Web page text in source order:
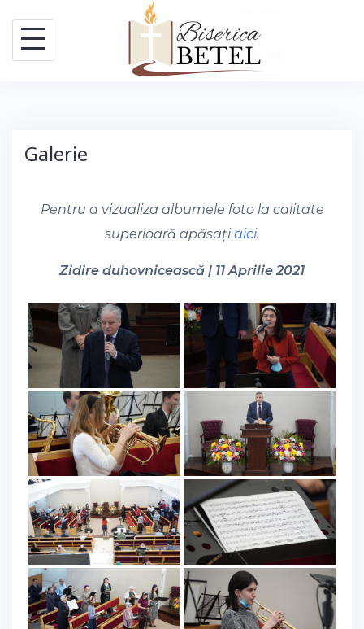
content
Galerie
Pentru a vizualiza albumele foto la calitate
superioară apăsațiaici.
Zidire duhovnicească | 11 Aprilie 2021